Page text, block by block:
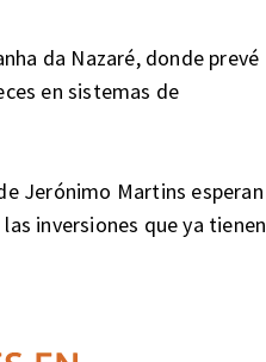
da Nazaré, donde prevé
en sistemas de
Jerónimo Martins esperan
inversiones que ya tienen